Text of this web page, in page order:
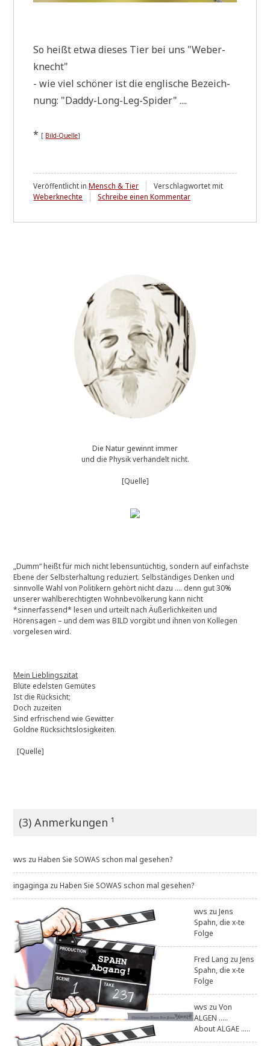
So heißt etwa die­ses Tier bei uns "Weber­
knecht"
- wie viel schö­ner ist die eng­li­sche Bezeich­
nung: "Dad­dy-Long-Leg-Spi­der" ....
* [ Bild-Quel­le]
Veröffentlicht inMensch & Tier
Verschlagwortet mit
Weberknechte
Schreibe einen Kommentarzu
Die Natur gewinnt immer
und die Physik verhandelt nicht.
[Quelle]
„Dumm“ heißt für mich nicht lebensuntüchtig, sondern auf einfachste
Ebene der Selbsterhaltung reduziert. Selbständiges Denken und
sinnvolle Wahl von Politikern gehört nicht dazu …. denn gut 30%
unserer wahlberechtigten Wohnbevölkerung kann nicht
*sinnerfassend* lesen und urteilt nach Äußerlichkeiten und
Hörensagen – und dem was BILD vorgibt und ihnen von Kollegen
vorgelesen wird.
Mein Lieblingszitat
Blüte edelsten Gemütes
Ist die Rücksicht;
Doch zuzeiten
Sind erfrischend wie Gewitter
Goldne Rücksichtslosigkeiten.
[Quelle]
(3) Anmerkungen ¹
wvs zuHaben Sie SOWAS schon mal gesehen?
ingaginga zuHaben Sie SOWAS schon mal gesehen?
wvs zuJens
Spahn, die x-te
Folge
Fred Lang zuJens
Spahn, die x-te
Folge
wvs zuVon
ALGEN .....
About ALGAE .....